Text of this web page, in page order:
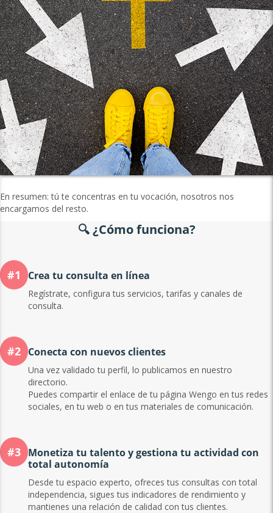
En resumen: tú te concentras en tu vocación, nosotros nos
encargamos del resto.
🔍 ¿Cómo funciona?
#1 Crea tu consulta en línea
Regístrate, configura tus servicios, tarifas y canales de
consulta.
#2 Conecta con nuevos clientes
Una vez validado tu perfil, lo publicamos en nuestro
directorio.
Puedes compartir el enlace de tu página Wengo en tus redes
sociales, en tu web o en tus materiales de comunicación.
#3 Monetiza tu talento y gestiona tu actividad con
total autonomía
Desde tu espacio experto, ofreces tus consultas con total
independencia, sigues tus indicadores de rendimiento y
mantienes una relación de calidad con tus clientes.